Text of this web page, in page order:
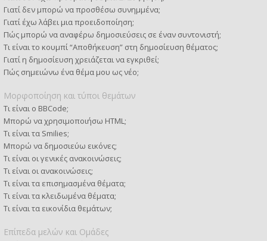
Γιατί δεν μπορώ να προσθέσω συνημμένα;
Γιατί έχω λάβει μια προειδοποίηση;
Πώς μπορώ να αναφέρω δημοσιεύσεις σε έναν συντονιστή;
Τι είναι το κουμπί “Αποθήκευση” στη δημοσίευση θέματος;
Γιατί η δημοσίευση χρειάζεται να εγκριθεί;
Πώς σημειώνω ένα θέμα μου ως νέο;
Μορφοποίηση και τύποι θεμάτων
Τι είναι ο BBCode;
Μπορώ να χρησιμοποιήσω HTML;
Τι είναι τα Smilies;
Μπορώ να δημοσιεύω εικόνες;
Τι είναι οι γενικές ανακοινώσεις;
Τι είναι οι ανακοινώσεις;
Τι είναι τα επισημασμένα θέματα;
Τι είναι τα κλειδωμένα θέματα;
Τι είναι τα εικονίδια θεμάτων;
Επίπεδα μελών και Ομάδες